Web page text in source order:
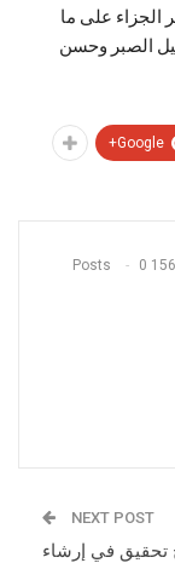
الجزاء على ما
الصبر وحسن
Google+
15660
0
NEXT POST
تحقيق في إرشاء